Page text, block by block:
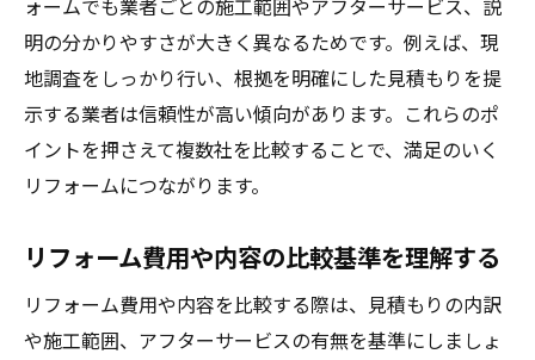
ォームでも業者ごとの施工範囲やアフターサービス、説
明の分かりやすさが大きく異なるためです。例えば、現
地調査をしっかり行い、根拠を明確にした見積もりを提
示する業者は信頼性が高い傾向があります。これらのポ
イントを押さえて複数社を比較することで、満足のいく
リフォームにつながります。
リフォーム費用や内容の比較基準を理解する
リフォーム費用や内容を比較する際は、見積もりの内訳
や施工範囲、アフターサービスの有無を基準にしましょ